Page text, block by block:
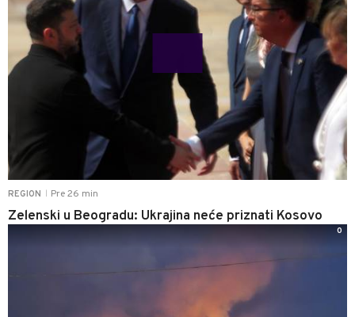
REGION Pre 26 min
Zelenski u Beogradu: Ukrajina neće priznati Kosovo
0